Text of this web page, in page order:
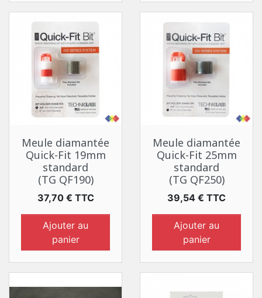
Meule diamantée
Quick-Fit 19mm
standard
(TG QF190)
Prix
37,70 € TTC
Ajouter au
panier
Meule diamantée
Quick-Fit 25mm
standard
(TG QF250)
Prix
39,54 € TTC
Ajouter au
panier